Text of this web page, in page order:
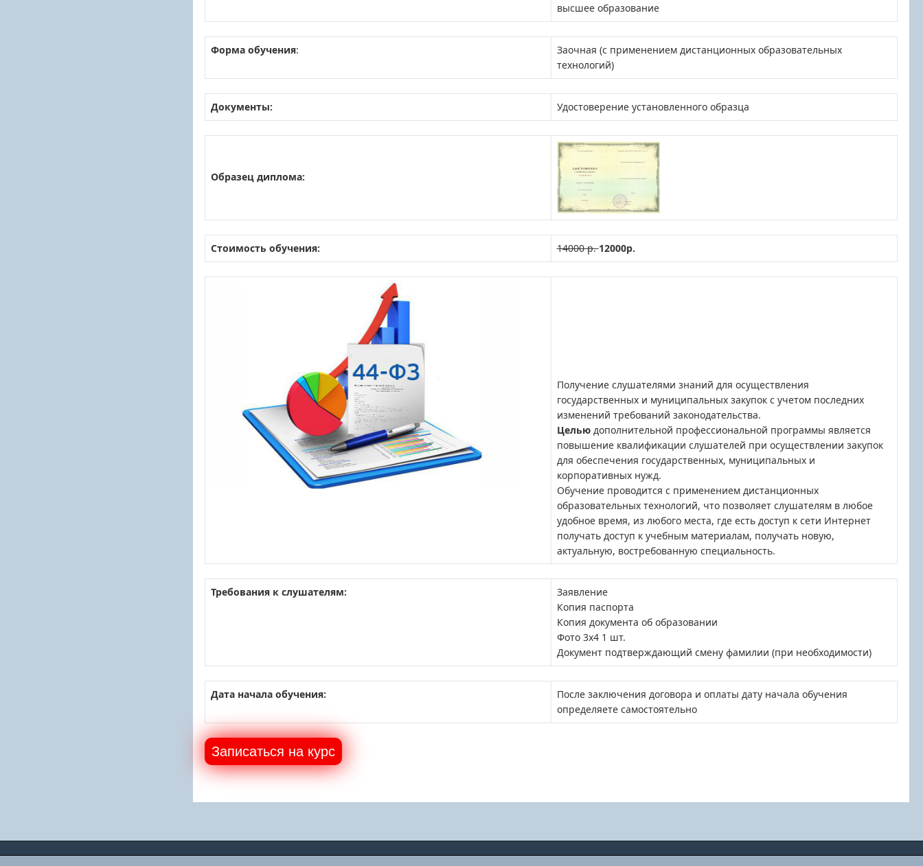
высшее образование
Форма обучения:
Заочная (с применением дистанционных образовательных
технологий)
Документы: Удостоверение установленного образца
Образец диплома:
Стоимость обучения: 14000 р.12000р.
Получение слушателями знаний для осуществления
государственных и муниципальных закупок с учетом последних
изменений требований законодательства.
Цельюдополнительной профессиональной программы является
повышение квалификации слушателей при осуществлении закупок
для обеспечения государственных, муниципальных и
корпоративных нужд.
Обучение проводится с применением дистанционных
образовательных технологий, что позволяет слушателям в любое
удобное время, из любого места, где есть доступ к сети Интернет
получать доступ к учебным материалам, получать новую,
актуальную, востребованную специальность.
Требования к слушателям:
Заявление
Копия паспорта
Копия документа об образовании
Фото 3х4 1 шт.
Документ подтверждающий смену фамилии (при необходимости)
Дата начала обучения:
После заключения договора и оплаты дату начала обучения
определяете самостоятельно